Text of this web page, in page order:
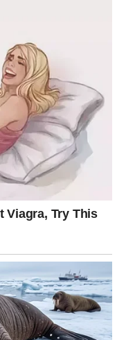
SUDBINE
lijepih susreta,
vratiti vjeru u sreću.
svemu što dolazi i
i sumnje.
čekale.
od najljepših
ljubavlju,
nekada djelovala